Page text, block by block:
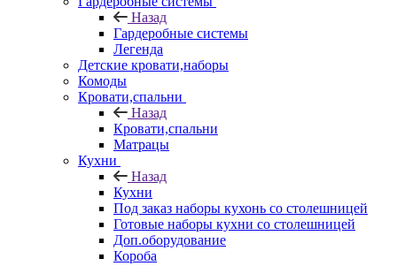
Назад
Гардеробные системы
Легенда
Детские кровати,наборы
Комоды
Кровати,спальни
Назад
Кровати,спальни
Матрацы
Кухни
Назад
Кухни
Под заказ наборы кухонь со столешницей
Готовые наборы кухни со столешницей
Доп.оборудование
Короба